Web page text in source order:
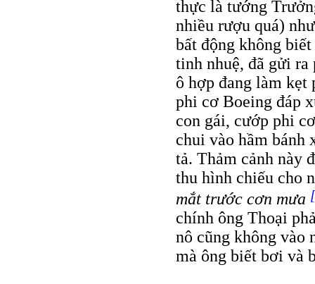
thực là tướng
nhiều rượu quá)
bất động không
tinh nhuệ, đã gửi ra
ô hợp đang làm
phi cơ Boeing đáp
con gái, cướp phi
chui vào hầm
tả. Thảm cảnh này
thu hình chiếu cho
mắt trước cơn mưa
chính ông Thoại
nô cũng không vào
mà ông biết bơi và